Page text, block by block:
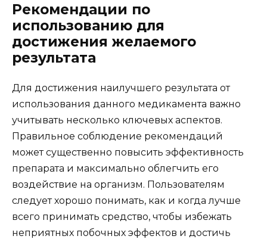
Рекомендации по
использованию для
достижения желаемого
результата
Для достижения наилучшего результата от
использования данного медикамента важно
учитывать несколько ключевых аспектов.
Правильное соблюдение рекомендаций
может существенно повысить эффективность
препарата и максимально облегчить его
воздействие на организм. Пользователям
следует хорошо понимать, как и когда лучше
всего принимать средство, чтобы избежать
неприятных побочных эффектов и достичь